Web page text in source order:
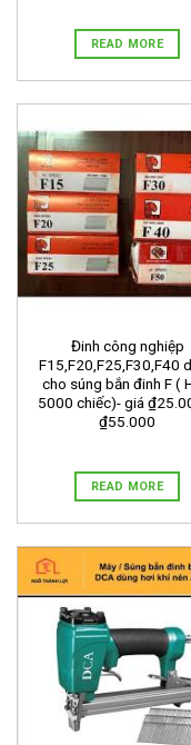
READ MORE
Đinh công nghiệp
F15,F20,F25,F30,F40
cho súng bắn đinh F (
5000 chiếc)- giá
₫55.000
READ MORE